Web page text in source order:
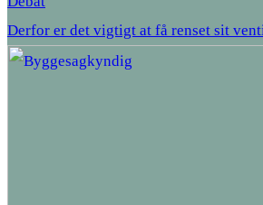
Derfor er det vigtigt at få renset sit